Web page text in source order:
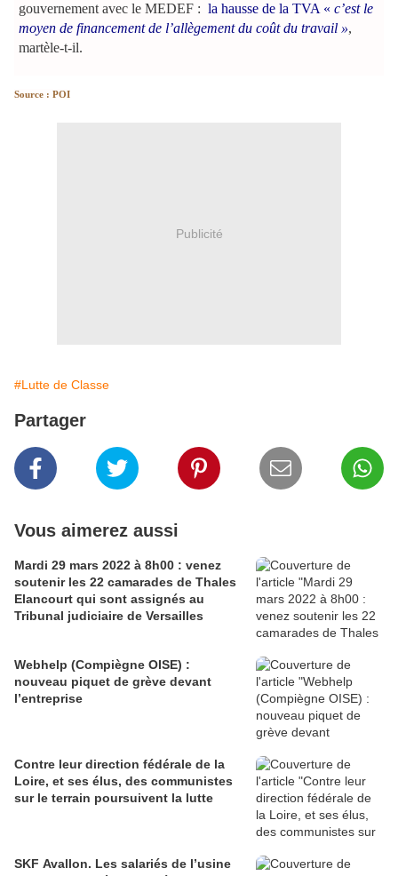
gouvernement avec le MEDEF : la hausse de la TVA « c’est le
moyen de financement de l’allègement du coût du travail »,
martèle-t-il.
Source : POI
Publicité
#Lutte de Classe
Partager
Vous aimerez aussi
Mardi 29 mars 2022 à 8h00 : venez
soutenir les 22 camarades de Thales
Elancourt qui sont assignés au
Tribunal judiciaire de Versailles
Webhelp (Compiègne OISE) :
nouveau piquet de grève devant
l’entreprise
Contre leur direction fédérale de la
Loire, et ses élus, des communistes
sur le terrain poursuivent la lutte
SKF Avallon. Les salariés de l’usine